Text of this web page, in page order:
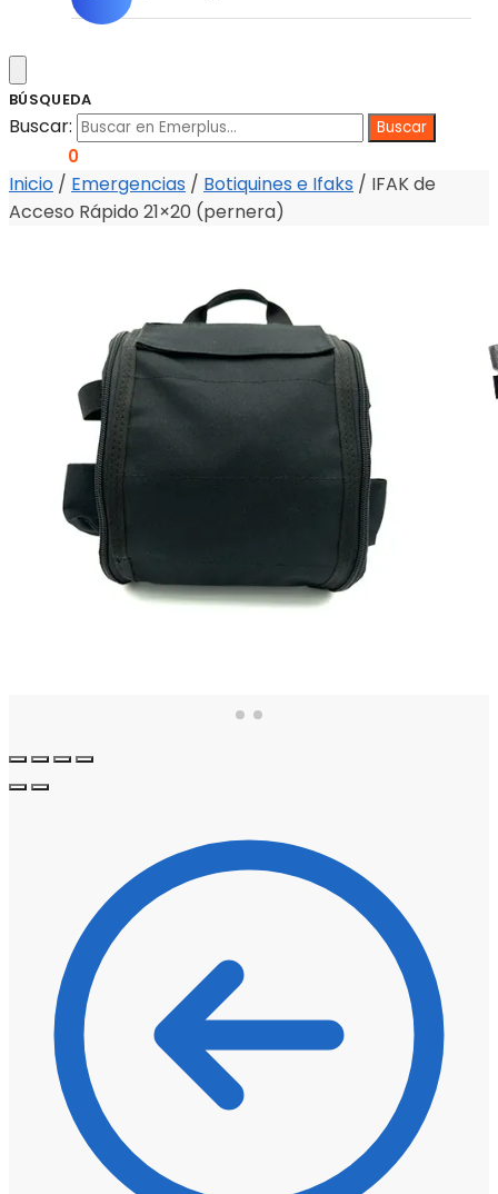
BÚSQUEDA
Buscar:
0
Inicio / Emergencias / Botiquines e Ifaks / IFAK de
Acceso Rápido 21×20 (pernera)